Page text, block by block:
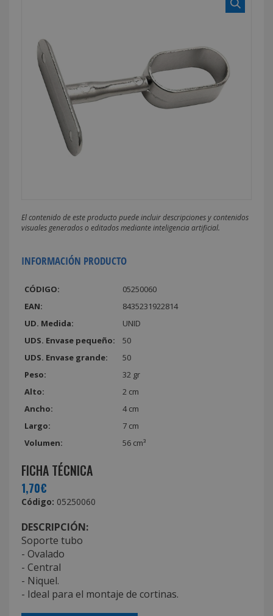
El contenido de este producto puede incluir descripciones y contenidos
visuales generados o editados mediante inteligencia artificial.
INFORMACIÓN PRODUCTO
CÓDIGO:
05250060
EAN:
8435231922814
UD. Medida:
UNID
UDS. Envase pequeño:
50
UDS. Envase grande:
50
Peso:
32 gr
Alto:
2 cm
Ancho:
4 cm
Largo:
7 cm
Volumen:
56 cm³
FICHA TÉCNICA
1,70€
Código: 05250060
DESCRIPCIÓN:
Soporte tubo
- Ovalado
- Central
- Niquel.
- Ideal para el montaje de cortinas.